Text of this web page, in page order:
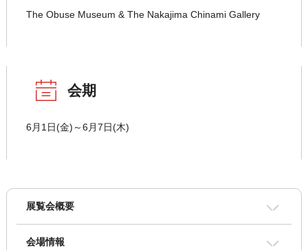
The Obuse Museum & The Nakajima Chinami Gallery
会期
6月1日(金)～6月7日(木)
展覧会概要
会場情報